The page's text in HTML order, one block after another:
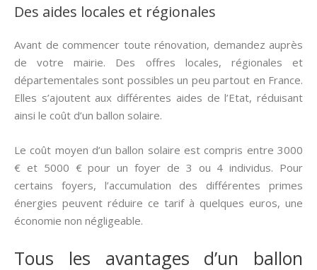
Des aides locales et régionales
Avant de commencer toute rénovation, demandez auprès
de votre mairie. Des offres locales, régionales et
départementales sont possibles un peu partout en France.
Elles s’ajoutent aux différentes aides de l’Etat, réduisant
ainsi le coût d’un ballon solaire.
Le coût moyen d’un ballon solaire est compris entre 3000
€ et 5000 € pour un foyer de 3 ou 4 individus. Pour
certains foyers, l’accumulation des différentes primes
énergies peuvent réduire ce tarif à quelques euros, une
économie non négligeable.
Tous les avantages d’un ballon